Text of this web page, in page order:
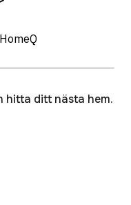
hitta ditt nästa hem.